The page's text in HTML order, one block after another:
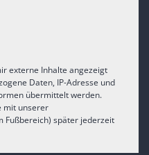
externe Inhalte angezeigt
Daten, IP-Adresse und
übermittelt werden.
mit unserer
Fußbereich) später jederzeit